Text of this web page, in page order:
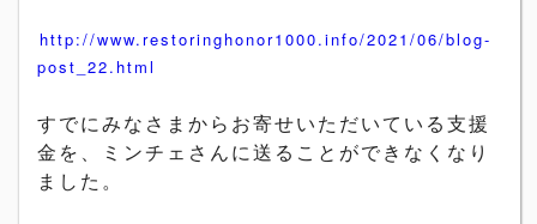
http://www.restoringhonor1000.info/2021/06/blog-
post_22.html
すでにみなさまからお寄せいただいている支援
金を、
ミンチェさんに送ることができなくなり
ました。